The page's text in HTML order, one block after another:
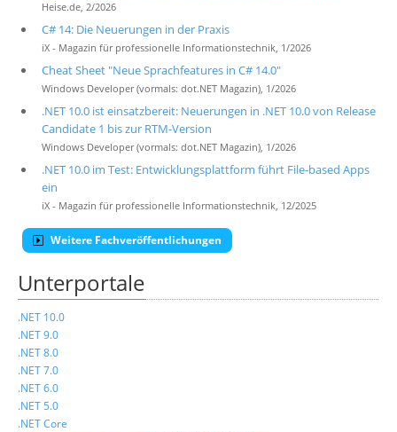
Heise.de, 2/2026
C# 14: Die Neuerungen in der Praxis
iX - Magazin für professionelle Informationstechnik, 1/2026
Cheat Sheet "Neue Sprachfeatures in C# 14.0"
Windows Developer (vormals: dot.NET Magazin), 1/2026
.NET 10.0 ist einsatzbereit: Neuerungen in .NET 10.0 von Release
Candidate 1 bis zur RTM-Version
Windows Developer (vormals: dot.NET Magazin), 1/2026
.NET 10.0 im Test: Entwicklungsplattform führt File-based Apps
ein
iX - Magazin für professionelle Informationstechnik, 12/2025
Weitere Fachveröffentlichungen
Unterportale
.NET 10.0
.NET 9.0
.NET 8.0
.NET 7.0
.NET 6.0
.NET 5.0
.NET Core